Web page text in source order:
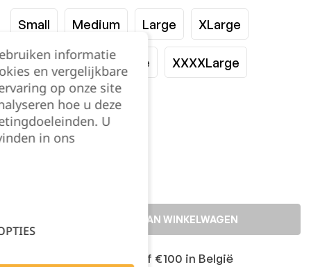
Small Medium Large XLarge
XXLarge XXXLarge XXXXLarge
XXXXXLarge
Kies je aantal:
TOEVOEGEN AAN WINKELWAGEN
Gratis levering vanaf €100 in België
informatie
en vergelijkbare
op onze site
hoe u deze
U
in ons